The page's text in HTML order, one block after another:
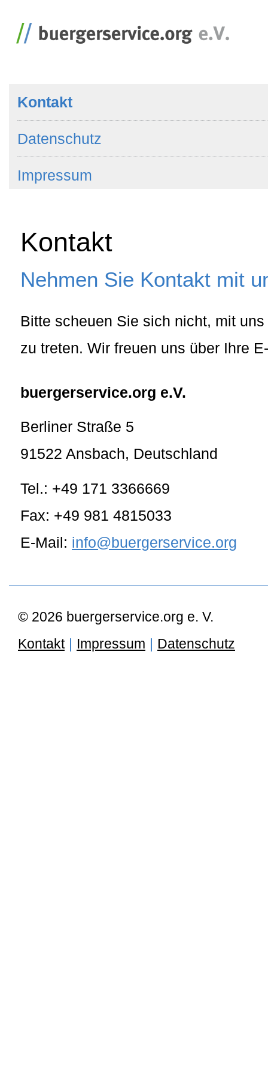
Kontakt
Datenschutz
Impressum
Kontakt
Nehmen Sie Kontakt mit
Bitte scheuen Sie sich nicht, mit
zu treten. Wir freuen uns über Ihre
buergerservice.org e.V.
Berliner Straße 5
91522 Ansbach, Deutschland
Tel.: +49 171 3366669
Fax: +49 981 4815033
E-Mail: info@buergerservice.org
© 2026 buergerservice.org e. V.
Kontakt
Impressum Datenschutz